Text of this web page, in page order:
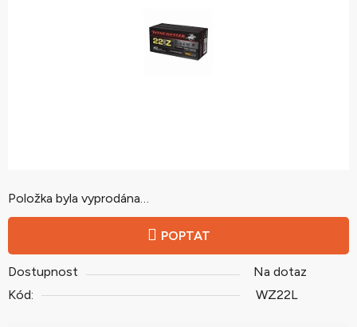
Položka byla vyprodána…
POPTAT
Dostupnost
Na dotaz
Kód:
WZ22L